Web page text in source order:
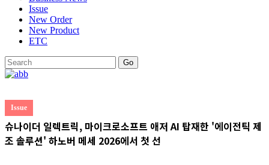
Issue
New Order
New Product
ETC
Go
Issue
슈나이더 일렉트릭, 마이크로소프트 애저 AI 탑재한 '에이전틱 제
조 솔루션' 하노버 메세 2026에서 첫 선